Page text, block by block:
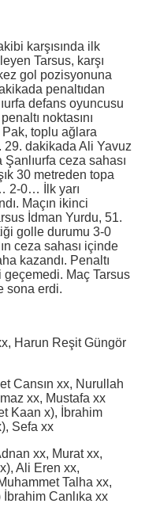
karşısında ilk
Tarsus, karşı
gol pozisyonuna
penaltıdan
defans oyuncusu
noktasını
Pak, toplu ağlara
29. dakikada Ali Yavuz
Şanlıurfa ceza sahası
30 metreden topa
2-0… İlk yarı
Maçın ikinci
İdman Yurdu, 51.
golle durumu 3-0
ceza sahası içinde
kazandı. Penaltı
geçemedi. Maç Tarsus
sona erdi.
Harun Reşit Güngör
Cansın xx, Nurullah
xx, Mustafa xx
Kaan x), İbrahim
Sefa xx
xx, Murat xx,
Ali Eren xx,
Talha xx,
Canlıka xx